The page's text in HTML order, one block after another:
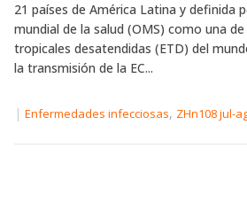
21 países de América Latina y definida
mundial de la salud (OMS) como una
tropicales desatendidas (ETD) del
la transmisión de la EC...
| Enfermedades infecciosas, ZHn108 jul-